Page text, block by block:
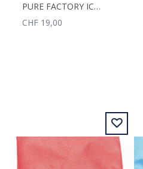
PURE FACTORY ICER BAG TODOMALLA 25MC
CHF 19,00